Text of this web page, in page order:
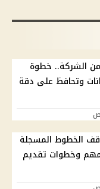
الشركة.. خطوة
وتحافظ على دقة
الخطوط المسجلة
وخطوات تقديم